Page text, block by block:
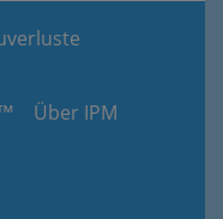
Über IPM